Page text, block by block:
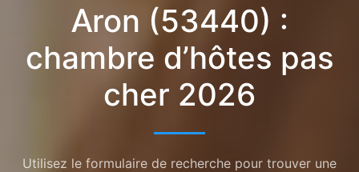
Aron (53440) :
chambre d’hôtes pas
cher 2026
Utilisez le formulaire de recherche pour trouver une